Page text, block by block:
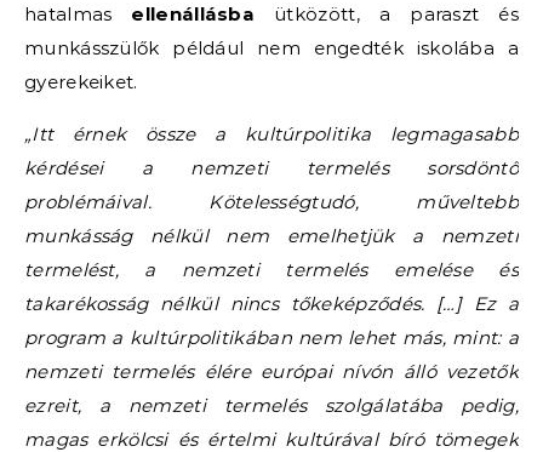
hatalmas ellenállásba ütközött, a paraszt és
munkásszülők például nem engedték iskolába a
gyerekeiket.
„Itt érnek össze a kultúrpolitika legmagasabb
kérdései a nemzeti termelés sorsdöntő
problémáival.Kötelességtudó, műveltebb
munkásság nélkül nem emelhetjük a nemzeti
termelést, a nemzeti termelés emelése és
takarékosság nélkül nincs tőkeképződés. […] Ez a
program a kultúrpolitikában nem lehet más, mint: a
nemzeti termelés élére európai nívón álló vezetők
ezreit, a nemzeti termelés szolgálatába pedig,
magas erkölcsi és értelmi kultúrával bíró tömegek